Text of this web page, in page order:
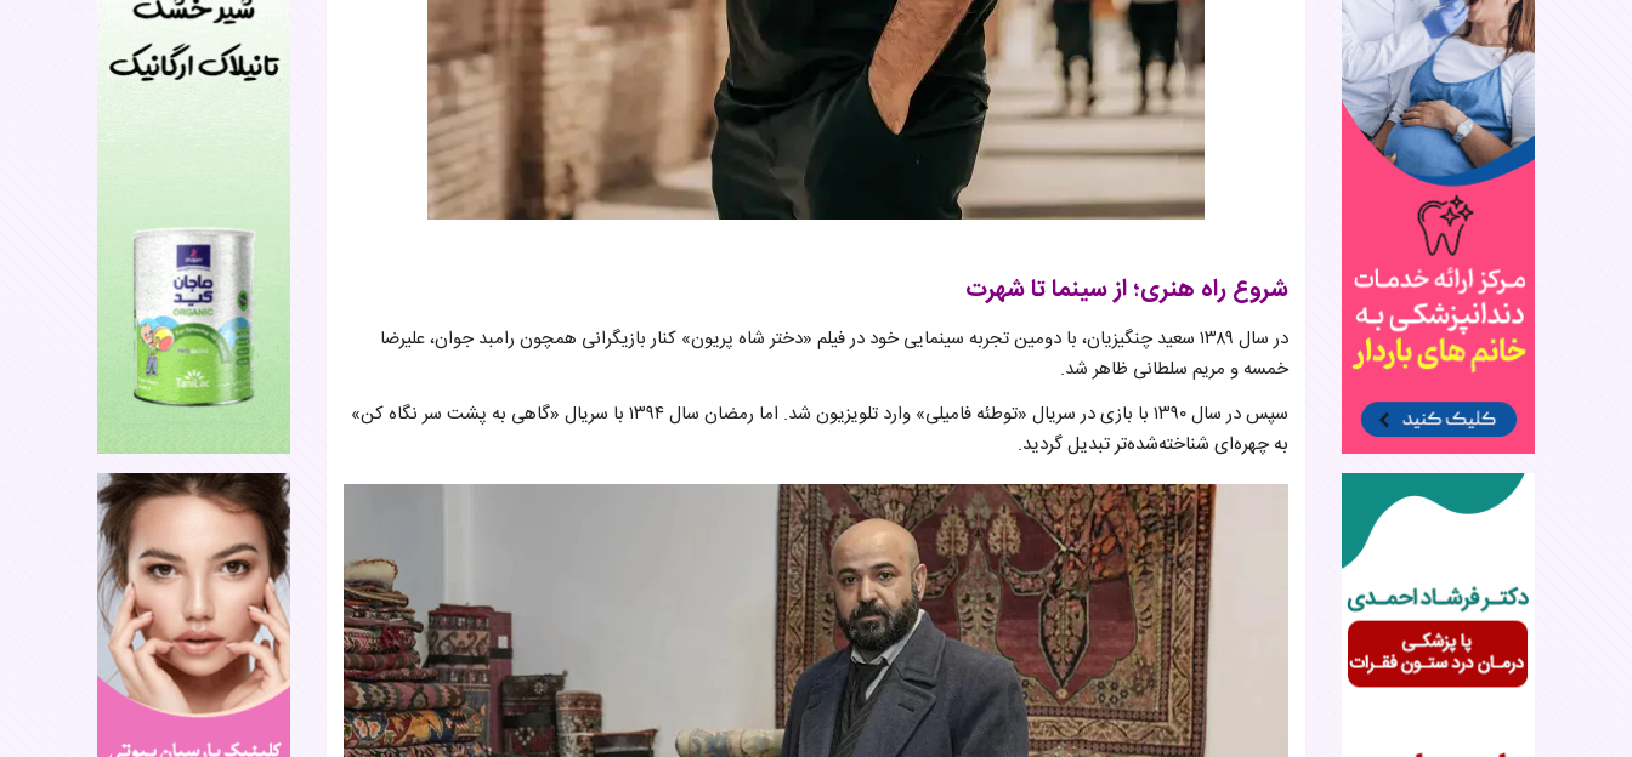
شروع راه هنری؛ از سینما تا شهرت
در سال ۱۳۸۹ سعید چنگیزیان، با دومین تجربه سینمایی خود در فیلم «دختر شاه پریون» کنار بازیگرانی همچون رامبد جوان، علیرضا
خمسه و مریم سلطانی ظاهر شد.
سپس در سال ۱۳۹۰ با بازی در سریال «توطئه فامیلی» وارد تلویزیون شد. اما رمضان سال ۱۳۹۴ با سریال «گاهی به پشت سر نگاه کن»
به چهره‌ای شناخته‌شده‌تر تبدیل گردید.